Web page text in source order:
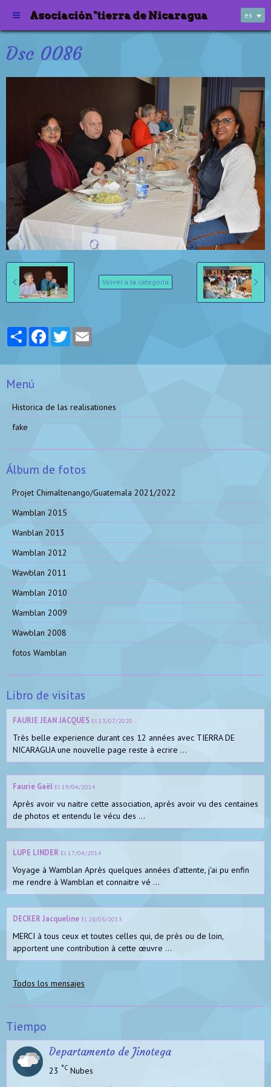
Asociación "tierra de Nicaragua es
Dsc 0086
Volver a la categoría
PartagerFacebookTwitter
Menú
Historica de las realisationes
fake
Álbum de fotos
Projet Chimaltenango/Guatemala 2021/2022
Wamblan 2015
Wanblan 2013
Wamblan 2012
Wawblan 2011
Wamblan 2010
Wamblan 2009
Wawblan 2008
fotos Wamblan
Libro de visitas
FAURIE JEAN JACQUES El 13/07/2020
Très belle experience durant ces 12 années avec TIERRA DE
NICARAGUA une nouvelle page reste à ecrire ...
Faurie Gaël El 19/04/2014
Après avoir vu naitre cette association, après avoir vu des centaines
de photos et entendu le vécu des ...
LUPE LINDER El 17/04/2014
Voyage à Wamblan Après quelques années d'attente, j'ai pu enfin
me rendre à Wamblan et connaitre vé ...
DECKER Jacqueline El 28/05/2013
MERCI à tous ceux et toutes celles qui, de près ou de loin,
apportent une contribution à cette œuvre ...
Todos los mensajes
Tiempo
Departamento de Jinotega
23 °C Nubes